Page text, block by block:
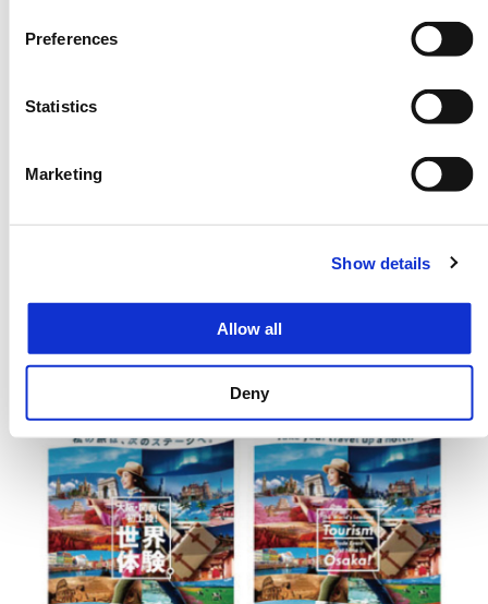
Preferences
Statistics
Marketing
Show details
Allow all
Deny